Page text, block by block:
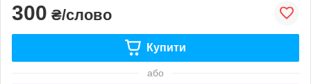
300 ₴/слово
Купити
або